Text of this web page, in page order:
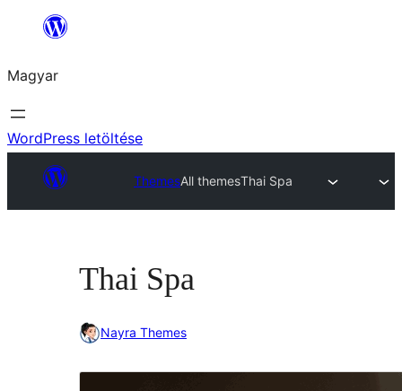
Ugrás
tartalomhoz
Magyar
WordPress letöltése
ThemesAll themesThai Spa
Thai Spa
Nayra Themes